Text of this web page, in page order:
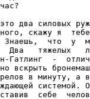
два силовых
скажу я
Знаешь,  что  у
Два   тяжелых
Гатлинг  -
вскрыть
в минуту, а
системой.
себе